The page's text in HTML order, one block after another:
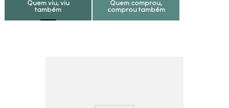
Quem viu, viu
também
Quem comprou,
comprou também